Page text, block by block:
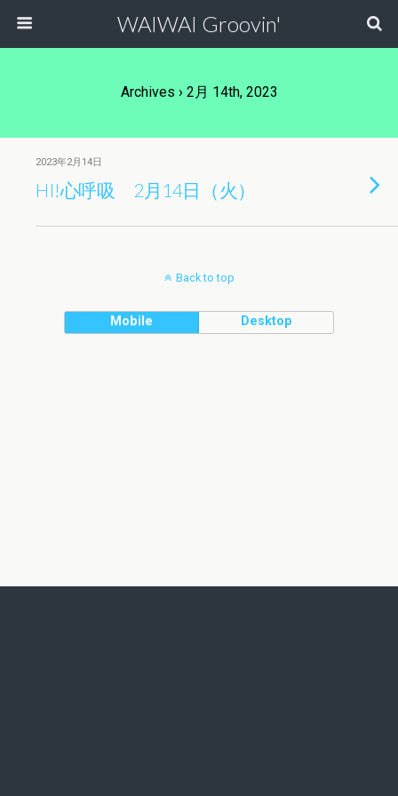
WAIWAI Groovin'
Archives › 2月 14th, 2023
2023年2月14日
HI!心呼吸 2月14日（火）
Back to top
Mobile Desktop